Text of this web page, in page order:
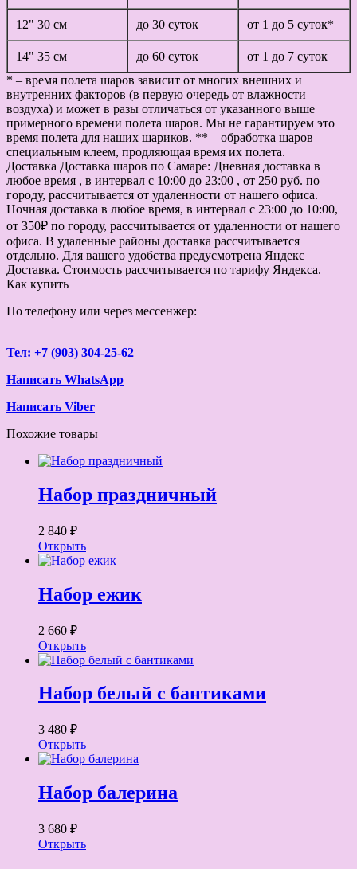
12" 30 см до 30 суток от 1 до 5 суток*
14" 35 см до 60 суток
от 1 до 7 суток
* – время полета шаров зависит от многих внешних и
внутренних факторов (в первую очередь от влажности
воздуха) и может в разы отличаться от указанного выше
примерного времени полета шаров. Мы не гарантируем это
время полета для наших шариков. ** – обработка шаров
специальным клеем, продляющая время их полета.
Доставка Доставка шаров по Самаре: Дневная доставка в
любое время , в интервал с 10:00 до 23:00 , от 250 руб. по
городу, рассчитывается от удаленности от нашего офиса.
Ночная доставка в любое время, в интервал с 23:00 до 10:00,
от 350₽ по городу, рассчитывается от удаленности от нашего
офиса. В удаленные районы доставка рассчитывается
отдельно. Для вашего удобства предусмотрена Яндекс
Доставка. Стоимость рассчитывается по тарифу Яндекса.
Как купить
По телефону или через мессенжер:
Тел: +7 (903) 304-25-62
Написать WhatsApp
Написать Viber
Похожие товары
Набор праздничный
2 840 ₽
Открыть
Набор ежик
2 660 ₽
Открыть
Набор белый с бантиками
3 480 ₽
Открыть
Набор балерина
3 680 ₽
Открыть